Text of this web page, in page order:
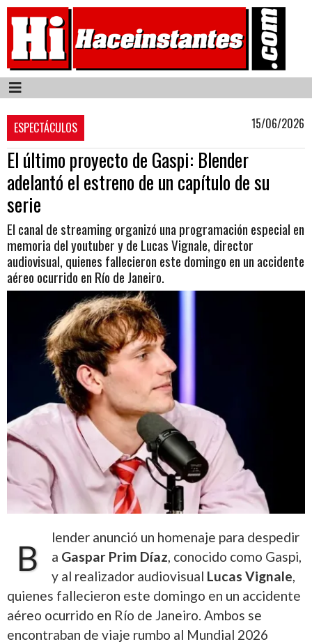
ESPECTÁCULOS 15/06/2026
El último proyecto de Gaspi: Blender
adelantó el estreno de un capítulo de su
serie
El canal de streaming organizó una programación especial en
memoria del youtuber y de Lucas Vignale, director
audiovisual, quienes fallecieron este domingo en un accidente
aéreo ocurrido en Río de Janeiro.
B
lender anunció un homenaje para despedir
a Gaspar Prim Díaz, conocido como Gaspi,
y al realizador audiovisual Lucas Vignale,
quienes fallecieron este domingo en un accidente
aéreo ocurrido en Río de Janeiro. Ambos se
encontraban de viaje rumbo al Mundial 2026